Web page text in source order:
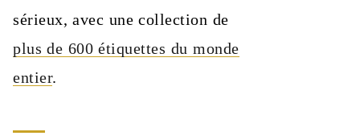
sérieux, avec une collection de
plus de 600 étiquettes du monde
entier.